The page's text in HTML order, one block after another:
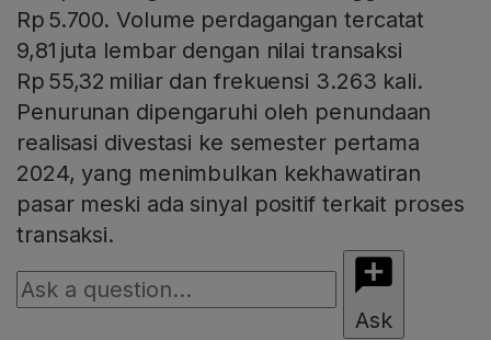
Rp 5.700. Volume perdagangan tercatat
9,81 juta lembar dengan nilai transaksi
Rp 55,32 miliar dan frekuensi 3.263 kali.
Penurunan dipengaruhi oleh penundaan
realisasi divestasi ke semester pertama
2024, yang menimbulkan kekhawatiran
pasar meski ada sinyal positif terkait proses
transaksi.
Ask